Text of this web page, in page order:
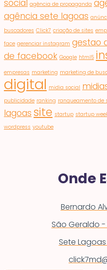
social agência de propaganda
agência sete lagoas
buscadores Click7 criação de sites
face gerenciar instagram gestao
de facebook Google html5
empresas marketing marketing de
digital midia social
publicidade ranking ranqueamento de
lagoas site startup startup
wordpress youtube
Onde
Bernardo
São Geraldo -
Sete